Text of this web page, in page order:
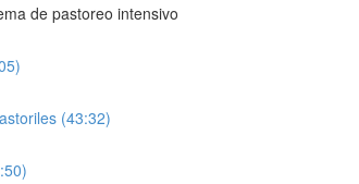
de pastoreo intensivo
(43:32)